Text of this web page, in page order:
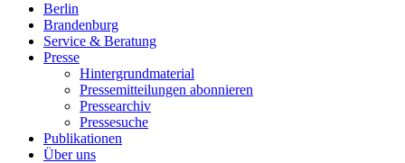
Berlin
Brandenburg
Service & Beratung
Presse
Hintergrundmaterial
Pressemitteilungen abonnieren
Pressearchiv
Pressesuche
Publikationen
Über uns